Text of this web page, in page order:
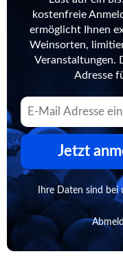
kostenfreie
ermöglicht Ihnen
Weinsorten,
Veranstaltungen.
Adresse
Jetzt
Ihre Daten sind